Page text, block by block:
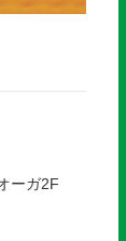
ーガ2F